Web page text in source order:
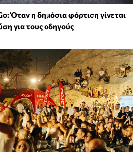
Όταν η δημόσια φόρτιση γίνεται
για τους οδηγούς